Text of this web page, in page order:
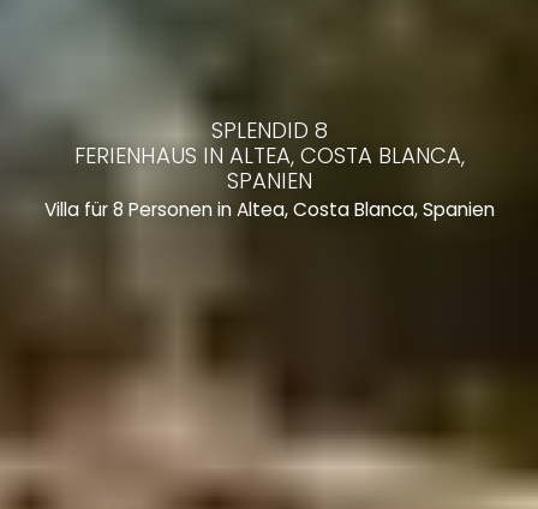
SPLENDID 8
FERIENHAUS IN ALTEA, COSTA BLANCA,
SPANIEN
Villa für 8 Personen in Altea, Costa Blanca, Spanien